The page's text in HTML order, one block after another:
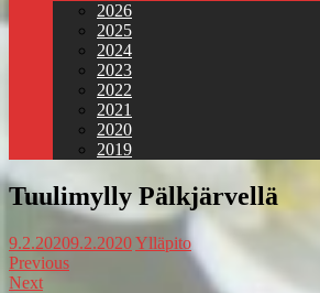
2026
2025
2024
2023
2022
2021
2020
2019
Tuulimylly Pälkjärvellä
9.2.20209.2.2020Ylläpito
Previous
Next